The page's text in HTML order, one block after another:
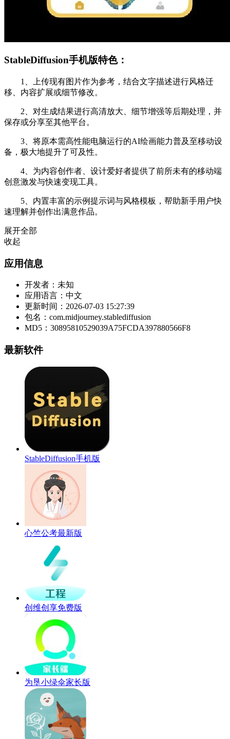
StableDiffusion手机版特色：
1、上传现有图片作为参考，结合文字描述进行风格迁
移、内容扩展或细节修改。
2、对生成结果进行高清放大、细节增强等后期处理，并
保存或分享至其他平台。
3、将原本需高性能电脑运行的AI绘画能力普及至移动设
备，极大地提升了可及性。
4、为内容创作者、设计爱好者提供了前所未有的移动端
创意激发与快速变现工具。
5、内置丰富的示例提示词与风格模板，帮助新手用户快
速理解并创作出满意作品。
展开全部
收起
应用信息
开发者： 未知
应用语言： 中文
更新时间： 2026-07-03 15:27:39
包名： com.midjourney.stablediffusion
MD5： 30895810529039A75FCDA397880566F8
最新软件
StableDiffusion手机版
心竺公考最新版
创维创享免费版
为垦小绿伞家长版